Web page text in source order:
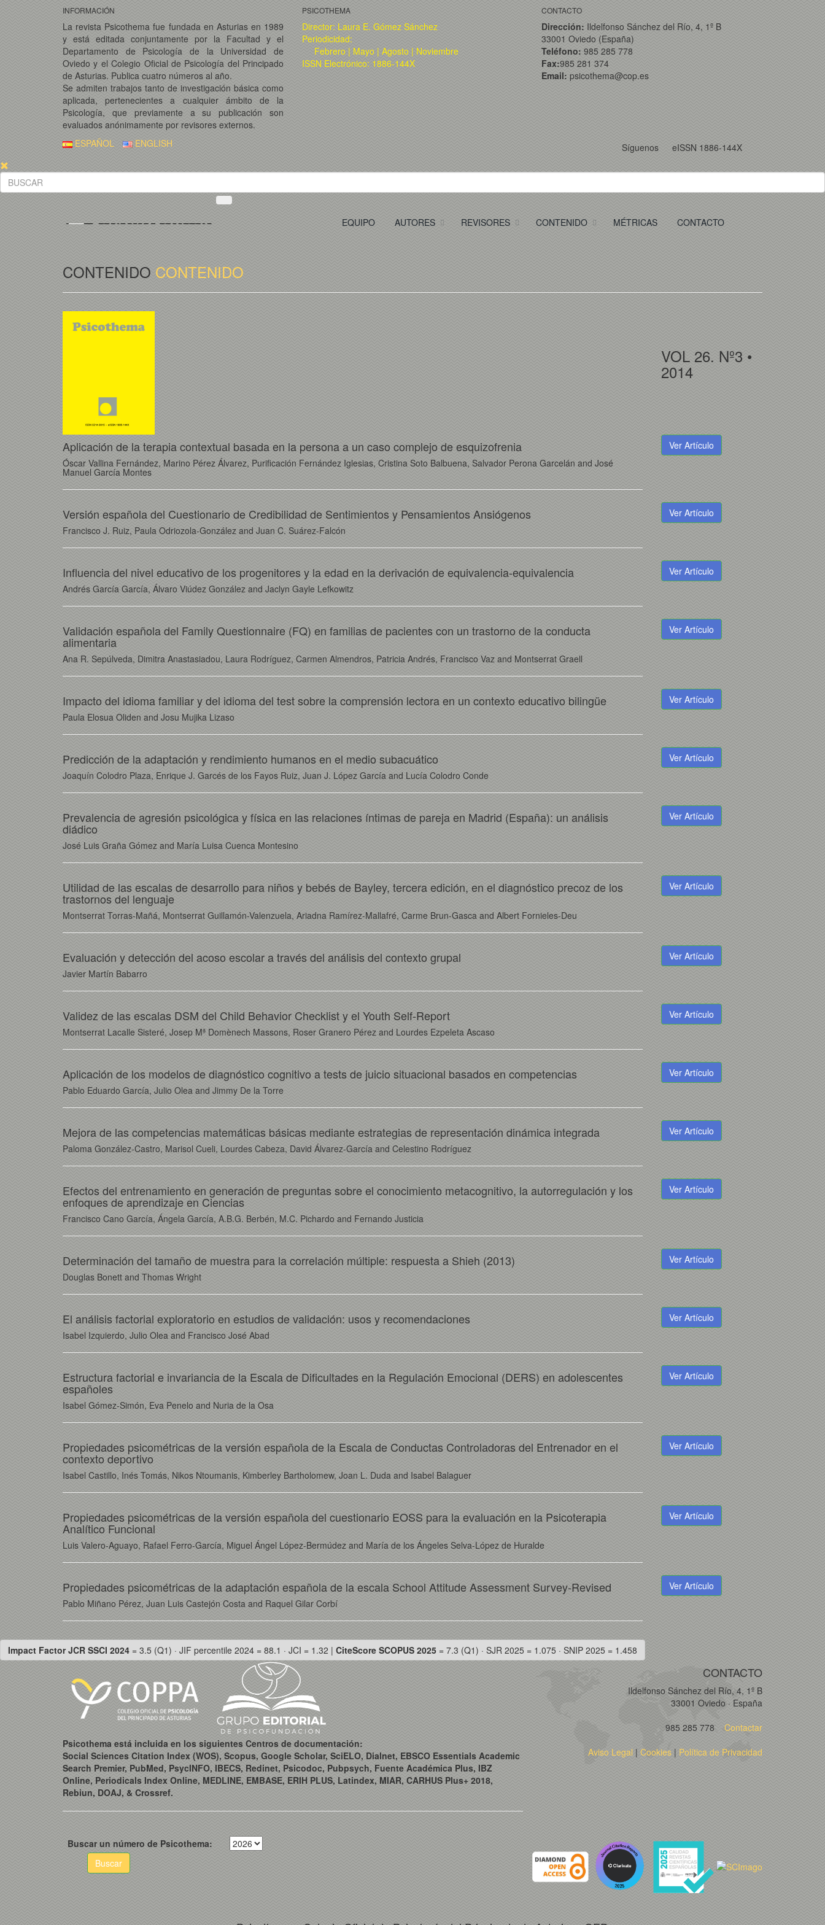
INFORMACIÓN
La revista Psicothema fue fundada en Asturias en 1989
y está editada conjuntamente por la Facultad y el
Departamento de Psicología de la Universidad de
Oviedo y el Colegio Oficial de Psicología del Principado
de Asturias. Publica cuatro números al año.
Se admiten trabajos tanto de investigación básica como
aplicada, pertenecientes a cualquier ámbito de la
Psicología, que previamente a su publicación son
evaluados anónimamente por revisores externos.
PSICOTHEMA
Director: Laura E. Gómez Sánchez
Periodicidad:
Febrero | Mayo | Agosto | Noviembre
ISSN Electrónico: 1886-144X
CONTACTO
Dirección: Ildelfonso Sánchez del Río, 4, 1º B
33001 Oviedo (España)
Teléfono: 985 285 778
Fax:985 281 374
Email: psicothema@cop.es
Síguenos eISSN 1886-144X
ESPAÑOL ENGLISH
EQUIPO AUTORES REVISORES CONTENIDO MÉTRICAS CONTACTO
CONTENIDO CONTENIDO
VOL 26. Nº3 •
2014
Aplicación de la terapia contextual basada en la persona a un caso complejo de esquizofrenia
Óscar Vallina Fernández, Marino Pérez Álvarez, Purificación Fernández Iglesias, Cristina Soto Balbuena, Salvador Perona Garcelán and José
Manuel García Montes
Ver Artículo
Versión española del Cuestionario de Credibilidad de Sentimientos y Pensamientos Ansiógenos
Francisco J. Ruiz, Paula Odriozola-González and Juan C. Suárez-Falcón
Ver Artículo
Influencia del nivel educativo de los progenitores y la edad en la derivación de equivalencia-equivalencia
Andrés García García, Álvaro Viúdez González and Jaclyn Gayle Lefkowitz
Ver Artículo
Validación española del Family Questionnaire (FQ) en familias de pacientes con un trastorno de la conducta
alimentaria
Ana R. Sepúlveda, Dimitra Anastasiadou, Laura Rodríguez, Carmen Almendros, Patricia Andrés, Francisco Vaz and Montserrat Graell
Ver Artículo
Impacto del idioma familiar y del idioma del test sobre la comprensión lectora en un contexto educativo bilingüe
Paula Elosua Oliden and Josu Mujika Lizaso
Ver Artículo
Predicción de la adaptación y rendimiento humanos en el medio subacuático
Joaquín Colodro Plaza, Enrique J. Garcés de los Fayos Ruiz, Juan J. López García and Lucía Colodro Conde
Ver Artículo
Prevalencia de agresión psicológica y física en las relaciones íntimas de pareja en Madrid (España): un análisis
diádico
José Luis Graña Gómez and María Luisa Cuenca Montesino
Ver Artículo
Utilidad de las escalas de desarrollo para niños y bebés de Bayley, tercera edición, en el diagnóstico precoz de los
trastornos del lenguaje
Montserrat Torras-Mañá, Montserrat Guillamón-Valenzuela, Ariadna Ramírez-Mallafré, Carme Brun-Gasca and Albert Fornieles-Deu
Ver Artículo
Evaluación y detección del acoso escolar a través del análisis del contexto grupal
Javier Martín Babarro
Ver Artículo
Validez de las escalas DSM del Child Behavior Checklist y el Youth Self-Report
Montserrat Lacalle Sisteré, Josep Mª Domènech Massons, Roser Granero Pérez and Lourdes Ezpeleta Ascaso
Ver Artículo
Aplicación de los modelos de diagnóstico cognitivo a tests de juicio situacional basados en competencias
Pablo Eduardo García, Julio Olea and Jimmy De la Torre
Ver Artículo
Mejora de las competencias matemáticas básicas mediante estrategias de representación dinámica integrada
Paloma González-Castro, Marisol Cueli, Lourdes Cabeza, David Álvarez-García and Celestino Rodríguez
Ver Artículo
Efectos del entrenamiento en generación de preguntas sobre el conocimiento metacognitivo, la autorregulación y los
enfoques de aprendizaje en Ciencias
Francisco Cano García, Ángela García, A.B.G. Berbén, M.C. Pichardo and Fernando Justicia
Ver Artículo
Determinación del tamaño de muestra para la correlación múltiple: respuesta a Shieh (2013)
Douglas Bonett and Thomas Wright
Ver Artículo
El análisis factorial exploratorio en estudios de validación: usos y recomendaciones
Isabel Izquierdo, Julio Olea and Francisco José Abad
Ver Artículo
Estructura factorial e invariancia de la Escala de Dificultades en la Regulación Emocional (DERS) en adolescentes
españoles
Isabel Gómez-Simón, Eva Penelo and Nuria de la Osa
Ver Artículo
Propiedades psicométricas de la versión española de la Escala de Conductas Controladoras del Entrenador en el
contexto deportivo
Isabel Castillo, Inés Tomás, Nikos Ntoumanis, Kimberley Bartholomew, Joan L. Duda and Isabel Balaguer
Ver Artículo
Propiedades psicométricas de la versión española del cuestionario EOSS para la evaluación en la Psicoterapia
Analítico Funcional
Luis Valero-Aguayo, Rafael Ferro-García, Miguel Ángel López-Bermúdez and María de los Ángeles Selva-López de Huralde
Ver Artículo
Propiedades psicométricas de la adaptación española de la escala School Attitude Assessment Survey-Revised
Pablo Miñano Pérez, Juan Luis Castejón Costa and Raquel Gilar Corbí
Ver Artículo
Impact Factor JCR SSCI 2024 = 3.5 (Q1) · JIF percentile 2024 = 88.1 · JCI = 1.32 | CiteScore SCOPUS 2025 = 7.3 (Q1) · SJR 2025 = 1.075 · SNIP 2025 = 1.458
Psicothema está incluida en los siguientes Centros de documentación:
Social Sciences Citation Index (WOS), Scopus, Google Scholar, SciELO, Dialnet, EBSCO Essentials Academic
Search Premier, PubMed, PsycINFO, IBECS, Redinet, Psicodoc, Pubpsych, Fuente Académica Plus, IBZ
Online, Periodicals Index Online, MEDLINE, EMBASE, ERIH PLUS, Latindex, MIAR, CARHUS Plus+ 2018,
Rebiun, DOAJ, & Crossref.
CONTACTO
Ildelfonso Sánchez del Río, 4, 1º B
33001 Oviedo · España
985 285 778 Contactar
Aviso Legal | Cookies | Política de Privacidad
Buscar un número de Psicothema:
Buscar